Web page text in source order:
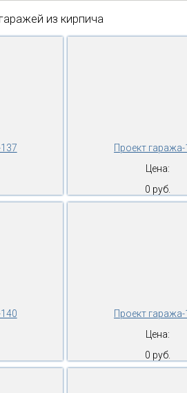
из кирпича
Проект
Цена:
0 руб.
Проект
Цена:
0 руб.